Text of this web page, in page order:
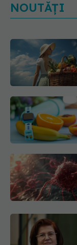
NOUTĂȚI